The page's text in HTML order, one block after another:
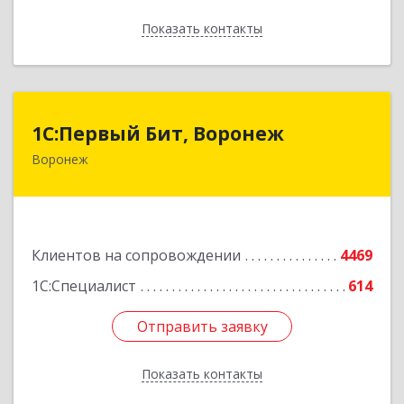
Показать контакты
Назад
1С:Первый Бит, Воронеж
Воронеж
Клиентов на сопровождении
4469
1С:Специалист
614
Отправить заявку
Показать контакты
1С:Первый Бит, Воронеж
394006, Воронежская обл, Воронеж г, 20-летия
Отправить заявку
Назад